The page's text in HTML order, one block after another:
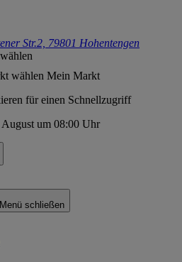
Str.2, 79801 Hohentengen
wählen Mein Markt
für einen Schnellzugriff
August um 08:00 Uhr
Menü schließen